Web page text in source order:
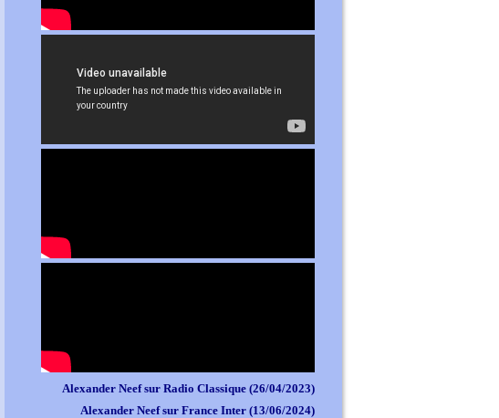
Alexander Neef sur Radio Classique (26/04/2023)
Alexander Neef sur France Inter (13/06/2024)